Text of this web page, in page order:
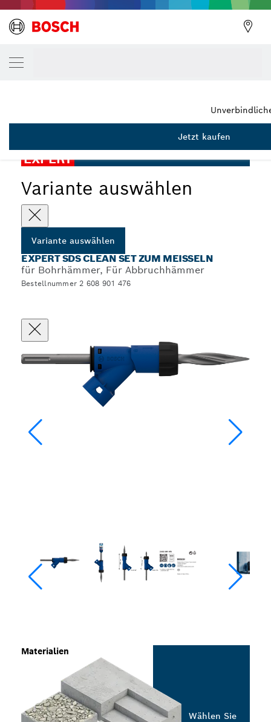
EXPERT
Variante auswählen
Variante auswählen
EXPERT SDS CLEAN SET ZUM MEISSELN
für Bohrhämmer, Für Abbruchhämmer
Bestellnummer 2 608 901 476
Materialien
Wählen Sie
DEINE AUSGEWÄHLTE VARIANTE
2 608 901 476
Jetzt kaufen